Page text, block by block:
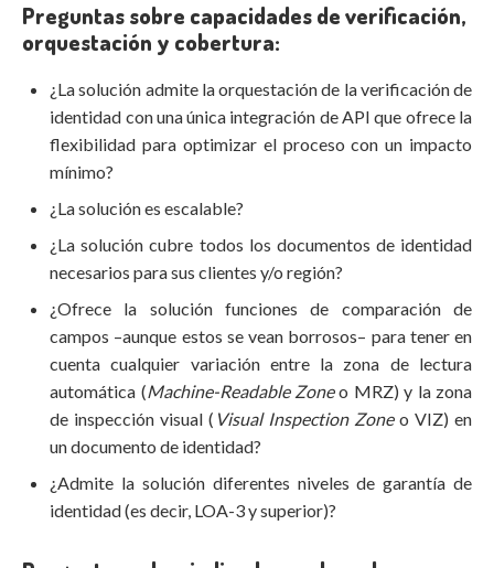
Preguntas sobre capacidades de verificación,
orquestación y cobertura:
¿La solución admite la orquestación de la verificación de
identidad con una única integración de API que ofrece la
flexibilidad para optimizar el proceso con un impacto
mínimo?
¿La solución es escalable?
¿La solución cubre todos los documentos de identidad
necesarios para sus clientes y/o región?
¿Ofrece la solución funciones de comparación de
campos –aunque estos se vean borrosos– para tener en
cuenta cualquier variación entre la zona de lectura
automática (Machine-Readable Zoneo MRZ) y la zona
de inspección visual ( Visual Inspection Zoneo VIZ) en
un documento de identidad?
¿Admite la solución diferentes niveles de garantía de
identidad (es decir, LOA-3 y superior)?